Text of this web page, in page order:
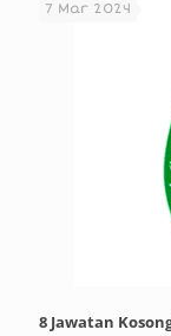
7 Mar 2024
8 Jawatan